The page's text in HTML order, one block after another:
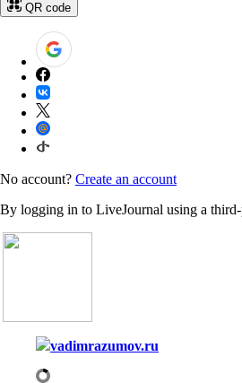
QR code
No account? Create an account
By logging in to LiveJournal using a
vadimrazumov.ru